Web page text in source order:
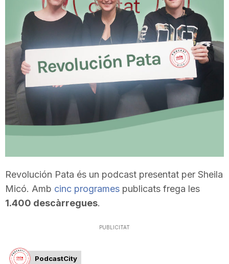
T
a
r
g
n
Revolución Pata és un podcast presentat per Sheila
Micó. Amb cinc programes publicats frega les
1.400 descàrregues.
PUBLICITAT
PodcastCity